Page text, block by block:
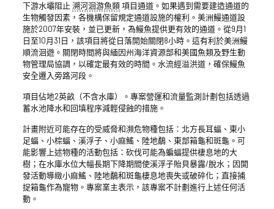
下游水壩阻止 溯河洄游魚類項目通道。如果遇到需要建造通道的
生物觸發因素，各機構保留規定通道設施的權利。美洲鰻通道設
施於2007年安裝，並已更新，為鰻魚提供更有效的通道。從9月1
日至10月31日，該項目將從日落開始關閉8小時。這有利於美洲鰻
順流洄遊。關閉時間將與緬因州海洋資源部和美國魚類及野生動
物管理局協調，以確定最有效的時間。水流經溢洪道，確保鰻魚
安全遷入旁路河段。
項目佔地2英畝（不含水庫）。專案營運和流量監測計劃包括透過
蓄水池降水和回填程序減輕侵蝕的措施。
計畫附近可能存在的受威脅和瀕危物種包括：北方長耳蝠、東小
足蝠、小棕蝠、溪浮子、小麻鰩、陸地鷸、東部箱龜和斑龜。可
能影響上述物種的活動包括：砍伐可能為蝙蝠提供棲息地的大
樹；在水庫水位大幅長期下降期間使溪浮子貽貝暴露/脫水；因開
發活動導緻小麻鰩、陸地鷸和斑龜棲息地喪失或破碎化；直接捕
捉箱龜作為寵物。專案業主表示，該專案不計劃進行上述任何活
動。